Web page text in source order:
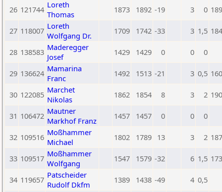
26 121744 Loreth
Thomas
1873 1892 -19 3 0
27 118007 Loreth
Wolfgang Dr.
1709 1742 -33 3 1,5
28 138583 Maderegger
Josef
1429 1429 0 0 0
29 136624 Mamarina
Franc
1492 1513 -21 3 0,5
30 122085 Marchet
Nikolas
1862 1854 8 3 2
31 106472 Mautner
Markhof Franz
1457 1457 0 0 0
32 109516 Moßhammer
Michael
1802 1789 13 3 2
33 109517 Moßhammer
Wolfgang
1547 1579 -32 6 1,5
34 119657 Patscheider
Rudolf Dkfm
1389 1438 -49 4 0,5